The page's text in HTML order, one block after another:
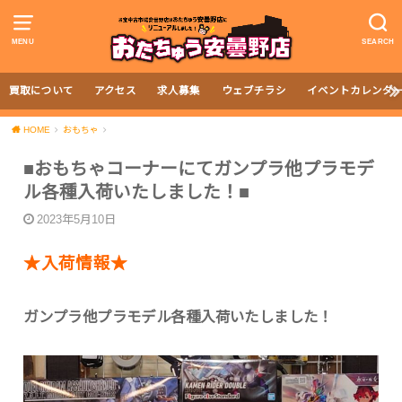
MENU SEARCH
買取について アクセス 求人募集 ウェブチラシ イベントカレンダ
HOME おもちゃ
■おもちゃコーナーにてガンプラ他プラモデ
ル各種入荷いたしました！■
2023年5月10日
★入荷情報★
ガンプラ他プラモデル各種入荷いたしました！